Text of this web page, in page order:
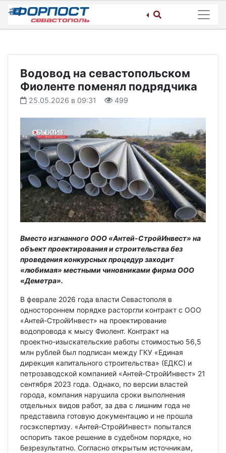
Skip
content
Водовод на севастопольском
Фиоленте поменял подрядчика
25.05.2026 в 09:31 499
Вместо изгнанного ООО «Антей-СтройИнвест» на
объект проектирования и строительства без
проведения конкурсных процедур заходит
«любимая» местными чиновниками фирма ООО
«Деметра».
В феврале 2026 года власти Севастополя в
одностороннем порядке расторгли контракт с ООО
«Антей-СтройИнвест» на проектирование
водопровода к мысу Фиолент. Контракт на
проектно-изыскательские работы стоимостью 56,5
млн рублей был подписан между ГКУ «Единая
дирекция капитального строительства» (ЕДКС) и
петрозаводской компанией «Антей-СтройИнвест» 21
сентября 2023 года. Однако, по версии властей
города, компания нарушила сроки выполнения
отдельных видов работ, за два с лишним года не
представила готовую документацию и не прошла
госэкспертизу. «Антей-СтройИнвест» попытался
оспорить такое решение в судебном порядке, но
безрезультатно. Согласно открытым источникам,